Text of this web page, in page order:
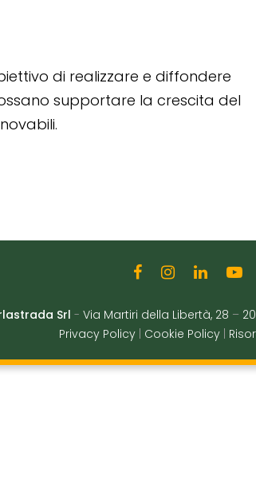
di realizzare e diffondere
supportare la crescita del
Srl - Via Martiri della Libertà, 28 –
Privacy Policy
Cookie Policy